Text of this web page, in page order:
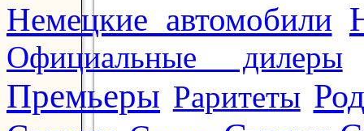
Немецкие автомобили
Официальные дилеры
Премьеры Раритеты